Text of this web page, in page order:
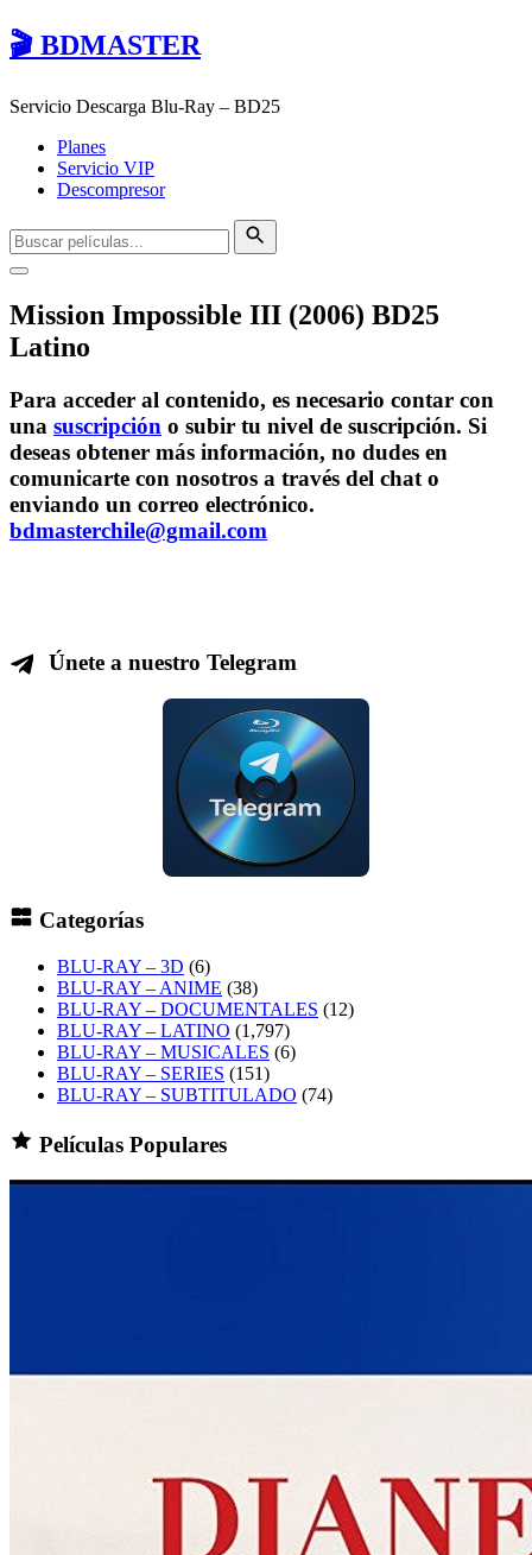
🎬 BDMASTER
Servicio Descarga Blu-Ray – BD25
Planes
Servicio VIP
Descompresor
Mission Impossible III (2006) BD25
Latino
Para acceder al contenido, es necesario contar con
una suscripción o subir tu nivel de suscripción. Si
deseas obtener más información, no dudes en
comunicarte con nosotros a través del chat o
enviando un correo electrónico.
bdmasterchile@gmail.com
Únete a nuestro Telegram
Categorías
BLU-RAY – 3D (6)
BLU-RAY – ANIME (38)
BLU-RAY – DOCUMENTALES (12)
BLU-RAY – LATINO (1,797)
BLU-RAY – MUSICALES (6)
BLU-RAY – SERIES (151)
BLU-RAY – SUBTITULADO (74)
Películas Populares